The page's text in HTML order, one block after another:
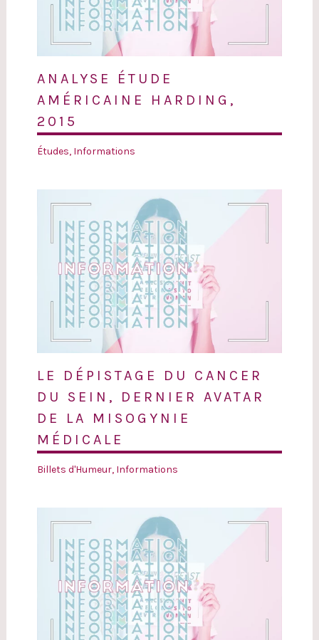
ANALYSE ÉTUDE
AMÉRICAINE HARDING,
2015
Études, Informations
LE DÉPISTAGE DU CANCER
DU SEIN, DERNIER AVATAR
DE LA MISOGYNIE
MÉDICALE
Billets d'Humeur, Informations